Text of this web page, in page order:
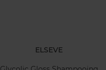
ELSEVE